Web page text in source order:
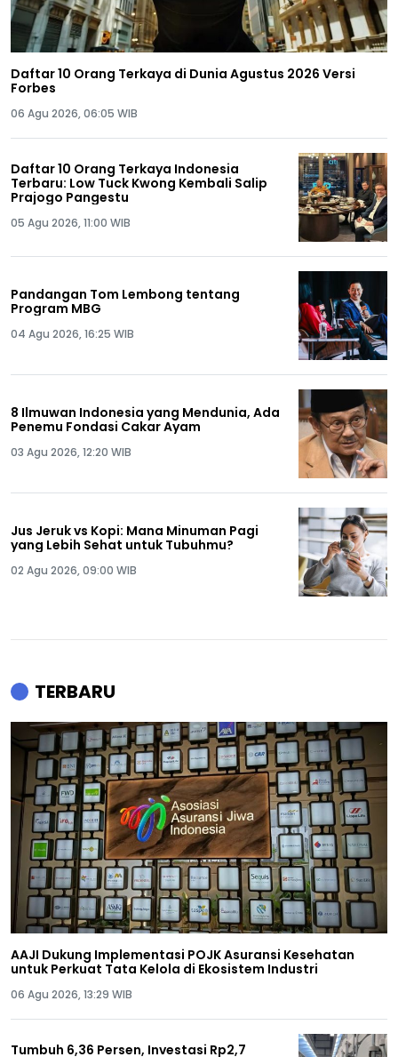
Daftar 10 Orang Terkaya di Dunia Agustus 2026 Versi
Forbes
06 Agu 2026, 06:05 WIB
Daftar 10 Orang Terkaya Indonesia
Terbaru: Low Tuck Kwong Kembali Salip
Prajogo Pangestu
05 Agu 2026, 11:00 WIB
Pandangan Tom Lembong tentang
Program MBG
04 Agu 2026, 16:25 WIB
8 Ilmuwan Indonesia yang Mendunia, Ada
Penemu Fondasi Cakar Ayam
03 Agu 2026, 12:20 WIB
Jus Jeruk vs Kopi: Mana Minuman Pagi
yang Lebih Sehat untuk Tubuhmu?
02 Agu 2026, 09:00 WIB
TERBARU
AAJI Dukung Implementasi POJK Asuransi Kesehatan
untuk Perkuat Tata Kelola di Ekosistem Industri
06 Agu 2026, 13:29 WIB
Tumbuh 6,36 Persen, Investasi Rp2,7